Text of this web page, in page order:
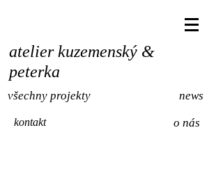
atelier kuzemenský &
peterka
všechny projekty
kontakt
news
o nás